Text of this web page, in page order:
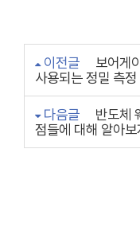
이전글
보어게
사용되는 정밀 측
다음글
반도체
점들에 대해 알아보